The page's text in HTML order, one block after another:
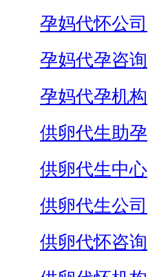
孕妈代怀公司
孕妈代孕咨询
孕妈代孕机构
供卵代生助孕
供卵代生中心
供卵代生公司
供卵代怀咨询